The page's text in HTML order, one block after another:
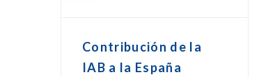
Contribución de la
IAB a la España